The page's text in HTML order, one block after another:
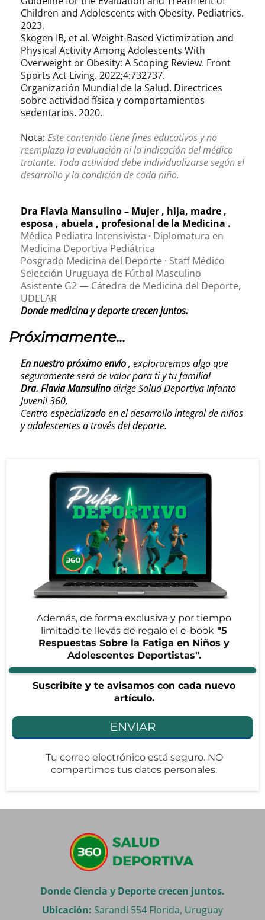
Children and Adolescents with Obesity. Pediatrics.
2023.
Skogen IB, et al. Weight-Based Victimization and
Physical Activity Among Adolescents With
Overweight or Obesity: A Scoping Review. Front
Sports Act Living. 2022;4:732737.
Organización Mundial de la Salud. Directrices
sobre actividad física y comportamientos
sedentarios. 2020.
Nota: Este contenido tiene fines educativos y no
reemplaza la evaluación ni la indicación del médico
tratante. Toda actividad debe individualizarse según el
desarrollo y la condición de cada niño.
Dra Flavia Mansulino – Mujer , hija, madre ,
esposa , abuela , profesional de la Medicina .
Médica Pediatra Intensivista · Diplomatura en
Medicina Deportiva Pediátrica
Posgrado Medicina del Deporte · Staff Médico
Selección Uruguaya de Fútbol Masculino
Asistente G2 — Cátedra de Medicina del Deporte,
UDELAR
Donde medicina y deporte crecen juntos.
Próximamente...
En nuestro próximo envío, exploraremos algo que
seguramente será de valor para ti y tu familia!
Dra. Flavia Mansulinodirige Salud Deportiva Infanto
Juvenil 360,
Centro especializado en el desarrollo integral de niños
y adolescentes a través del deporte.
Además, de forma exclusiva y por tiempo
limitado te llevás de regalo el e-book "5
Respuestas Sobre la Fatiga en Niños y
Adolescentes Deportistas".
Suscribíte y te avisamos con cada nuevo
artículo.
ENVIAR
Tu correo electrónico está seguro. NO
compartimos tus datos personales.
Donde Ciencia y Deporte crecen juntos.
Ubicación: Sarandí 554 Florida, Uruguay